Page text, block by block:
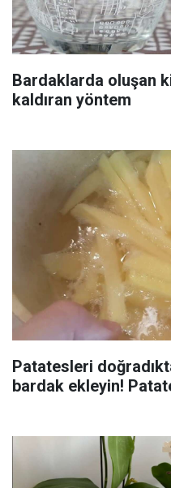
Bardaklarda oluşan
kaldıran yöntem
Patatesleri
bardak ekleyin!